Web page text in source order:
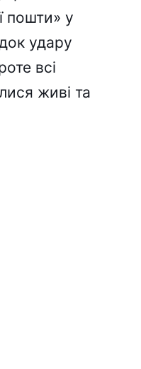
пошти» у
удару
всі
живі та